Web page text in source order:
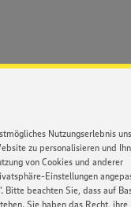
Nutzungserlebnis
zu personalisieren und
von Cookies und anderer
Einstellungen
Bitte beachten Sie, dass auf
Sie haben das Recht, ihre